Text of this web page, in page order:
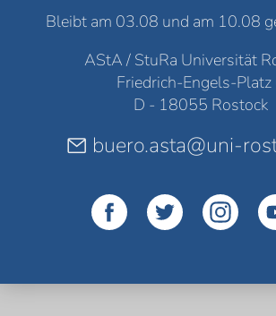
Bleibt am 03.08 und am 10.08
AStA / StuRa Universität
Friedrich-Engels-Platz
D - 18055 Rostock
buero.asta@uni-